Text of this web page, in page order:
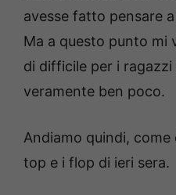
avesse fatto pensare
Ma a questo punto mi
di difficile per i ragazzi
veramente ben poco.
Andiamo quindi,
top e i flop di ieri sera.